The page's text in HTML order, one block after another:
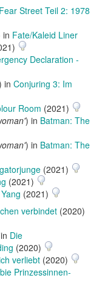
Fear Street Teil 2: 1978
in Fate/Kaleid Liner
Declaration -
in Conjuring 3: Im
Room (2021)
) in Batman: The
) in Batman: The
(2021)
(2021)
(2021)
verbindet (2020)
Die
(2020)
verliebt (2020)
Prinzessinnen-